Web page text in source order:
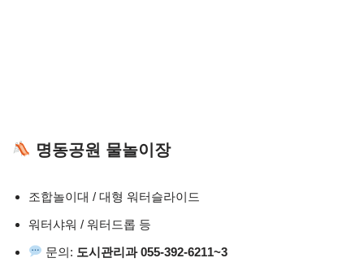
명동공원 물놀이장
조합놀이대 / 대형 워터슬라이드
워터샤워 / 워터드롭 등
문의: 도시관리과 055-392-6211~3